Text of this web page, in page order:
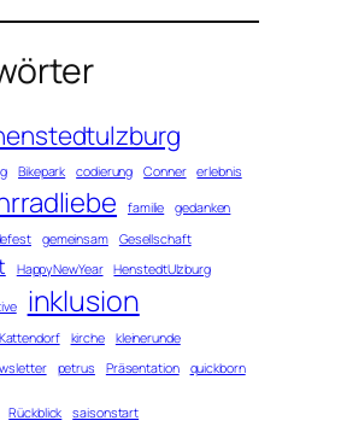
Bikepark codierung Conner erlebnis
familie
gedanken
gemeinsam Gesellschaft
HappyNewYear HenstedtUlzburg
inklusion
Kattendorf kirche
kleinerunde
petrus Präsentation quickborn
Rückblick saisonstart